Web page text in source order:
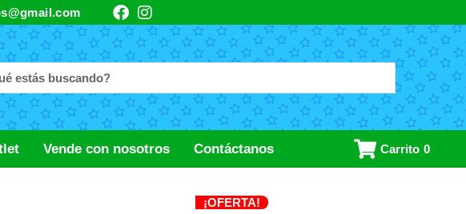
F
a
c
e
o
o
k
I
n
s
t
g
r
a
Vende con nosotros Contáctanos Carrito 0
¡OFERTA!